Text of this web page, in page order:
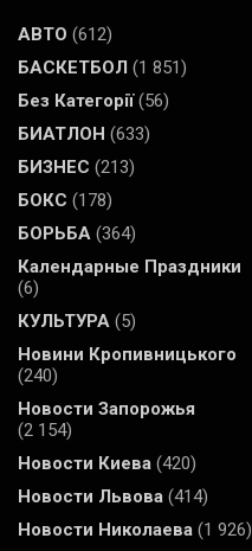
АВТО (612)
БАСКЕТБОЛ (1 851)
Без Категорії(56)
БИАТЛОН (633)
БИЗНЕС (213)
БОКС (178)
БОРЬБА (364)
Календарные Праздники
(6)
КУЛЬТУРА (5)
Новини Кропивницького
(240)
Новости Запорожья
(2 154)
Новости Киева (420)
Новости Львова (414)
Новости Николаева (1 926)